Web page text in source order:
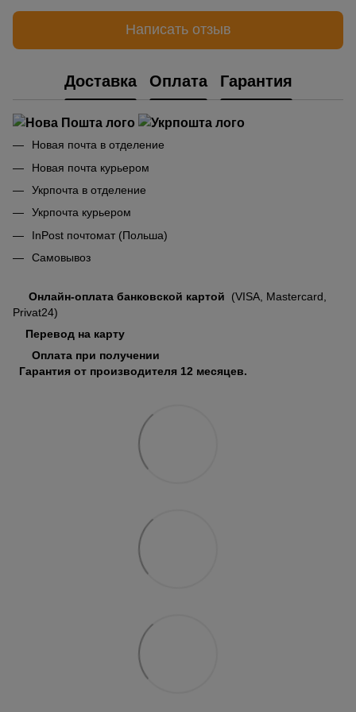
Написать отзыв
Доставка Оплата Гарантия
Новая почта в отделение
Новая почта курьером
Укрпочта в отделение
Укрпочта курьером
InPost почтомат (Польша)
Самовывоз
Онлайн-оплата банковской картой
(VISA, Mastercard,
Privat24)
Перевод на карту
Оплата при получении
Гарантия от производителя 12 месяцев.